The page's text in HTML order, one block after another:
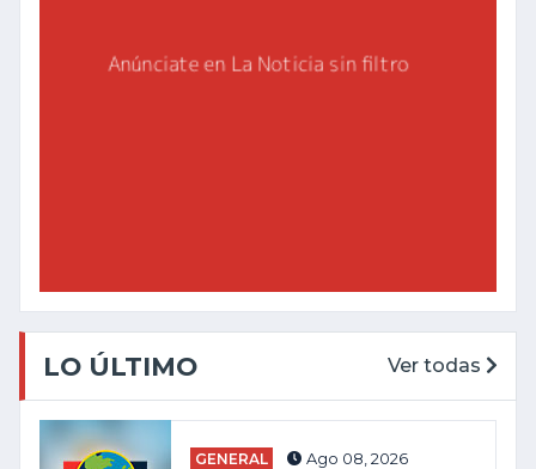
LO ÚLTIMO Ver todas
GENERAL Ago 08, 2026